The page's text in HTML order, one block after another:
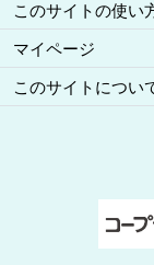
このサイトの使い
マイページ
このサイトについ